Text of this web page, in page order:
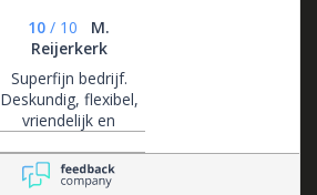
10 / 10
M.
Reijerkerk
Superfijn bedrijf.
Deskundig, flexibel,
vriendelijk en